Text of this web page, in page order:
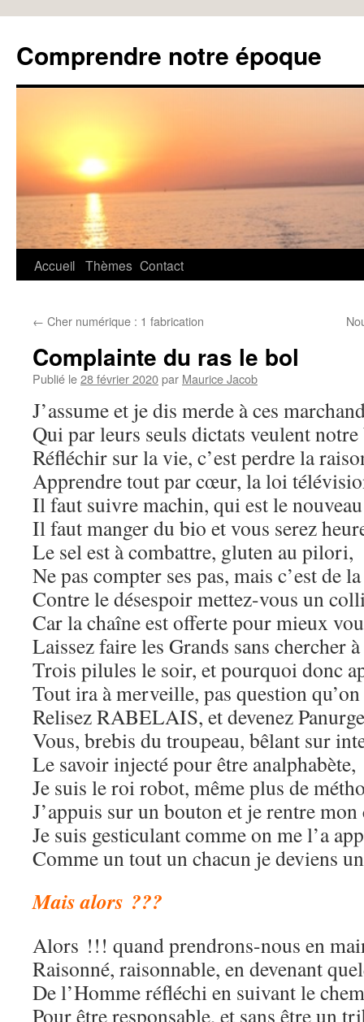
contenu
Comprendre notre époque
Accueil Thèmes Contact
← Cher numérique : 1 fabrication
Complainte du ras le bol
Publié le28 février 2020par Maurice Jacob
J’assume et je dis merde à ces
Qui par leurs seuls dictats veulent
Réfléchir sur la vie, c’est perdre la
Apprendre tout par cœur, la loi
Il faut suivre machin, qui est le
Il faut manger du bio et vous serez
Le sel est à combattre, gluten au pilori,
Ne pas compter ses pas, mais c’est de
Contre le désespoir mettez-vous un
Car la chaîne est offerte pour mieux
Laissez faire les Grands sans chercher
Trois pilules le soir, et pourquoi donc
Tout ira à merveille, pas question qu’on
Relisez RABELAIS, et devenez
Vous, brebis du troupeau, bêlant sur
Le savoir injecté pour être analphabète,
Je suis le roi robot, même plus de
J’appuis sur un bouton et je rentre mon
Je suis gesticulant comme on me l’a
Comme un tout un chacun je deviens
Mais alors ???
Alors !!! quand prendrons-nous en
Raisonné, raisonnable, en devenant
De l’Homme réfléchi en suivant le
Pour être responsable, et sans être un